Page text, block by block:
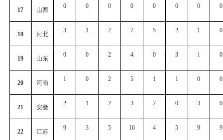
17 山西
0 0 0 0 0 0 0 0
18 河北
3 1 2 7 5 2 1 0
19 山东
0 0 2 4 0 3 1 0
20 河南
1 0 2 5 1 1 0 0
21 安徽
2 1 2 3 2 0 3 0
22 江苏
9 3 5 16 4 5 9 9